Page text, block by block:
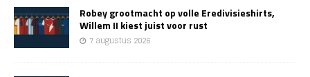
Robey grootmacht op volle Eredivisieshirts,
Willem II kiest juist voor rust
7 augustus 2026